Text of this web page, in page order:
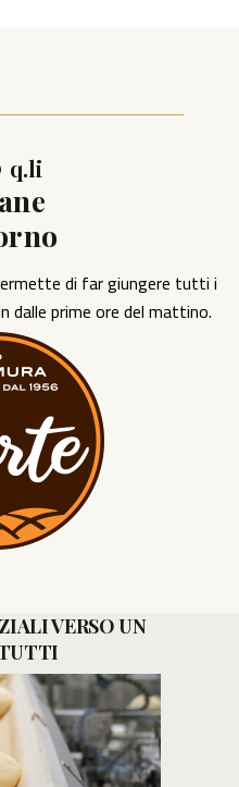
q.li
di far giungere tutti i
prime ore del mattino.
VERSO UN